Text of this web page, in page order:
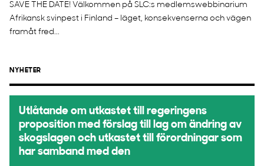
SAVE THE DATE! Välkommen på SLC:s medlemswebbinarium
Afrikansk svinpest i Finland – läget, konsekvenserna och vägen
framåt fred...
NYHETER
Utlåtande om utkastet till regeringens
proposition med förslag till lag om ändring av
skogslagen och utkastet till förordningar som
har samband med den